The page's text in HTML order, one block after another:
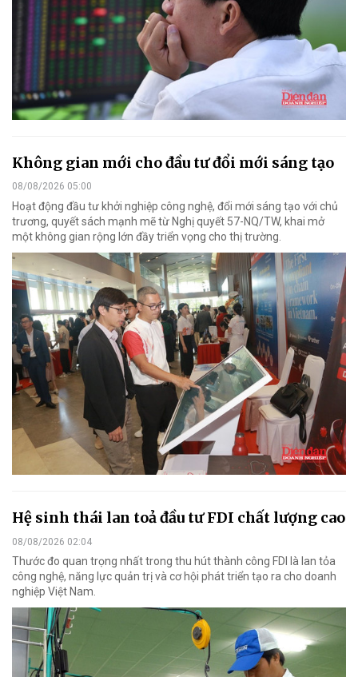
Không gian mới cho đầu tư đổi mới sáng tạo
08/08/2026 05:00
Hoạt động đầu tư khởi nghiệp công nghệ, đổi mới sáng tạo với chủ
trương, quyết sách mạnh mẽ từ Nghị quyết 57-NQ/TW, khai mở
một không gian rộng lớn đầy triển vọng cho thị trường.
Hệ sinh thái lan toả đầu tư FDI chất lượng cao
08/08/2026 02:04
Thước đo quan trọng nhất trong thu hút thành công FDI là lan tỏa
công nghệ, năng lực quản trị và cơ hội phát triển tạo ra cho doanh
nghiệp Việt Nam.